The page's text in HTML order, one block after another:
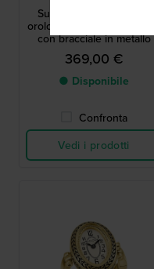
Sutton 23 mm Elegante
orologio quadrato al quarzo
con bracciale in metallo
369,00 €
● Disponibile
Confronta
Vedi i prodotti